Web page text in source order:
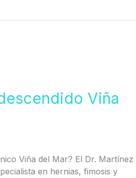
Viña
Viña del Mar? El Dr. Martínez
en hernias, fimosis y